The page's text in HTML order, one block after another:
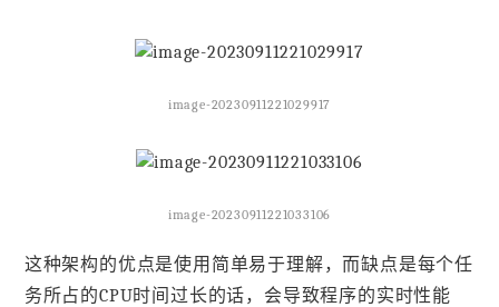
image-20230911221029917
image-20230911221033106
这种架构的优点是使用简单易于理解，而缺点是每个任
务所占的CPU时间过长的话，会导致程序的实时性能